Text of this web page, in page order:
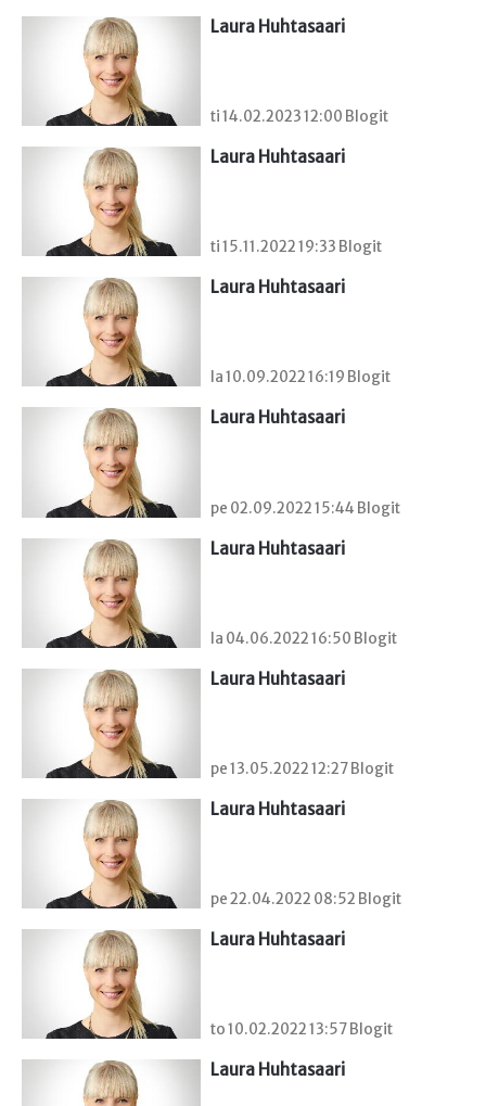
Laura Huhtasaari
ti 14.02.2023 12:00 Blogit
Laura Huhtasaari
ti 15.11.2022 19:33 Blogit
Laura Huhtasaari
la 10.09.2022 16:19 Blogit
Laura Huhtasaari
pe 02.09.2022 15:44 Blogit
Laura Huhtasaari
la 04.06.2022 16:50 Blogit
Laura Huhtasaari
pe 13.05.2022 12:27 Blogit
Laura Huhtasaari
pe 22.04.2022 08:52 Blogit
Laura Huhtasaari
to 10.02.2022 13:57 Blogit
Laura Huhtasaari